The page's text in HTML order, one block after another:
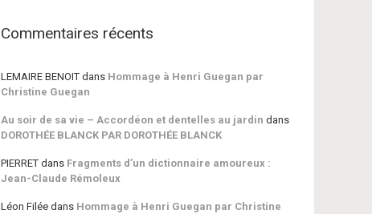
Commentaires récents
LEMAIRE BENOIT dans Hommage à Henri Guegan par
Christine Guegan
Au soir de sa vie – Accordéon et dentelles au jardin dans
DOROTHÉE BLANCK PAR DOROTHÉE BLANCK
PIERRET dans Fragments d’un dictionnaire amoureux :
Jean-Claude Rémoleux
Léon Filée dans Hommage à Henri Guegan par Christine